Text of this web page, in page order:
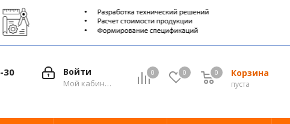
0 0 Корзина
0
пуста
0
Войти
Мой кабинет
30